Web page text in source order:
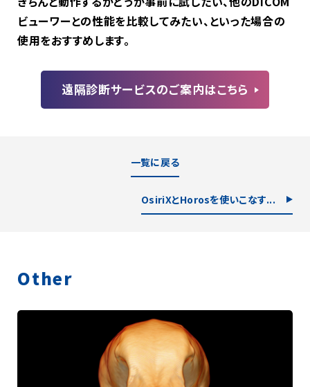
ビューワーとの性能を比較してみたい、といった場合の
使用をおすすめします。
遠隔診断サービスのご案内はこちら
一覧に戻る
OsiriXとHorosを使いこなす...
Other